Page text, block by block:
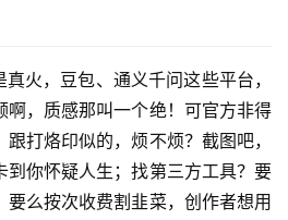
火，豆包、通义千问这些平台，
啊，质感那叫一个绝！可官方非得
打烙印似的，烦不烦？截图吧，
到你怀疑人生；找第三方工具？要
么按次收费割韭菜，创作者想用